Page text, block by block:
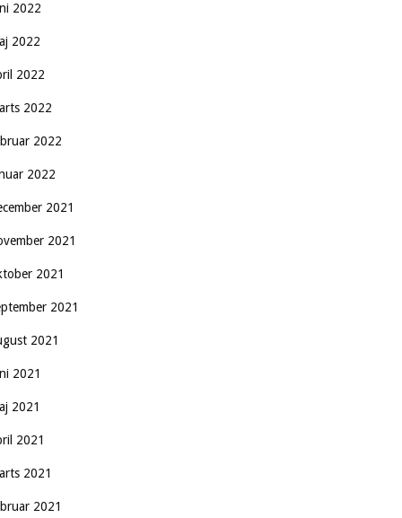
2022
2022
2022
2022
2022
2022
2021
2021
2021
2021
2021
2021
2021
2021
2021
2021